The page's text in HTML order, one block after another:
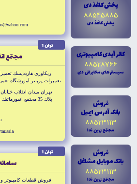
پخش کاغذ دى
88545885
پخش کاغذ دى
کالر آيدى کامپيوترى
88528766
سيستم هاى مخابراتى دى
فروش
بانک آدرس ايميل
88523113
مجتمع زرين ندا
فروش
بانک موبايل مشاغل
88523113
مجتمع زرين ندا
توان 1
مجتمع
ريكاورى هاردديسك
تعميرات پرينتر آموزشگاه
تهران ميدان انقلاب
پلاك 35 مجتمع انفورماتيك برتر
توان 1
فروش قطعات كامپيوتر